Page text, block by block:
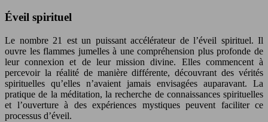
Éveil spirituel
Le nombre 21 est un puissant accélérateur de l’éveil spirituel. Il
ouvre les flammes jumelles à une compréhension plus profonde de
leur connexion et de leur mission divine. Elles commencent à
percevoir la réalité de manière différente, découvrant des vérités
spirituelles qu’elles n’avaient jamais envisagées auparavant. La
pratique de la méditation, la recherche de connaissances spirituelles
et l’ouverture à des expériences mystiques peuvent faciliter ce
processus d’éveil.